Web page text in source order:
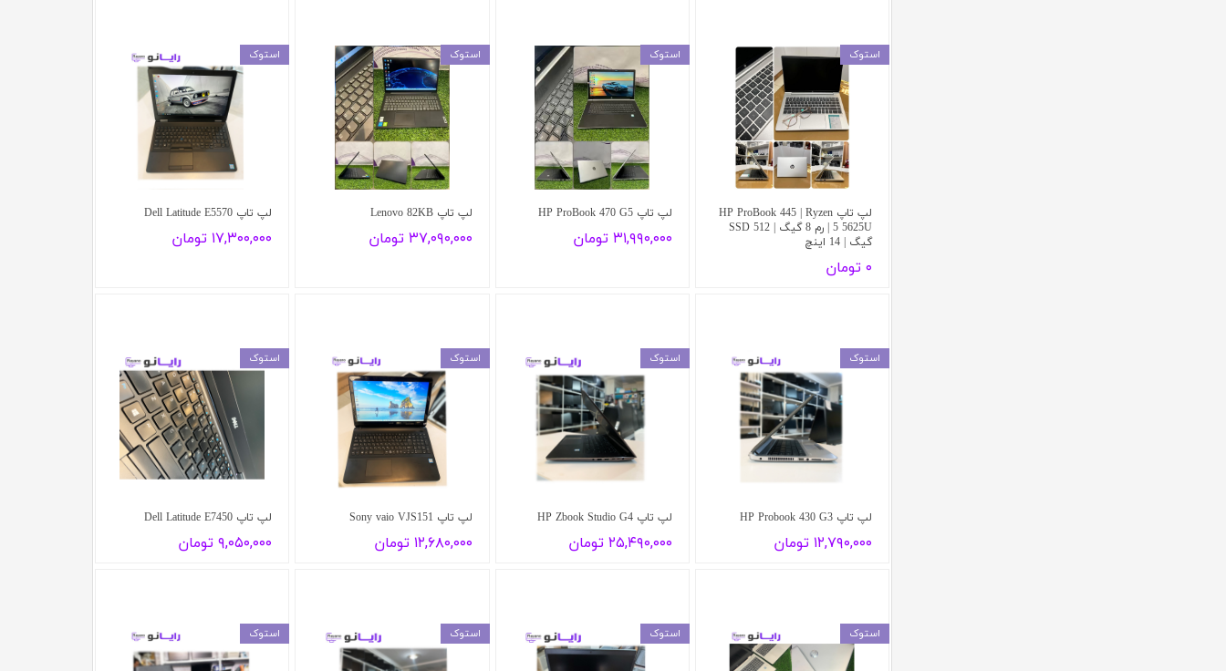
لپ تاپ HP ProBook 445 | Ryzen
5 5625U | رم 8 گیگ | SSD 512
گیگ | 14 اینچ
۰ تومان
استوک
لپ تاپ HP ProBook 470 G5
۳۱,۹۹۰,۰۰۰ تومان
استوک
لپ تاپ Lenovo 82KB
۳۷,۰۹۰,۰۰۰ تومان
استوک
لپ تاپ Dell Latitude E5570
۱۷,۳۰۰,۰۰۰ تومان
استوک
لپ تاپ HP Probook 430 G3
۱۲,۷۹۰,۰۰۰ تومان
استوک
لپ تاپ HP Zbook Studio G4
۲۵,۴۹۰,۰۰۰ تومان
استوک
لپ تاپ Sony vaio VJS151
۱۲,۶۸۰,۰۰۰ تومان
استوک
لپ تاپ Dell Latitude E7450
۹,۰۵۰,۰۰۰ تومان
استوک
استوک استوک استوک استوک